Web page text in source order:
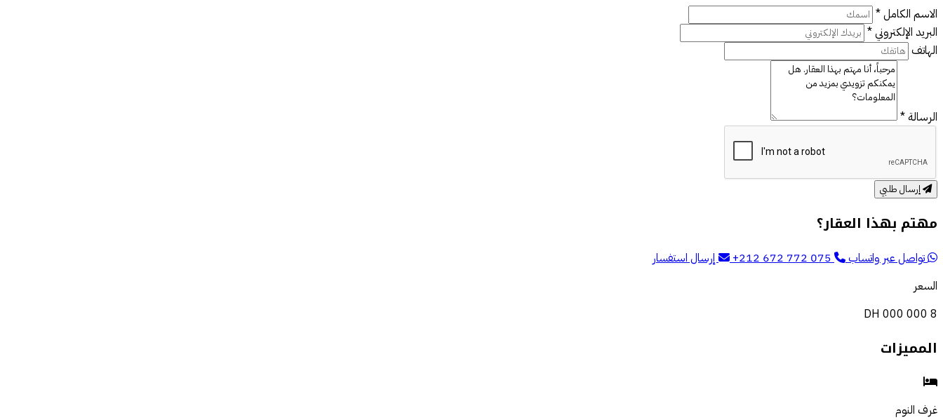
الاسم الكامل *
البريد الإلكتروني *
الهاتف
الرسالة *
إرسال طلبي
مهتم بهذا العقار؟
تواصل عبر واتساب +212 672 772 075
إرسال استفسار
السعر
8 000 000 DH
المميزات
غرف النوم